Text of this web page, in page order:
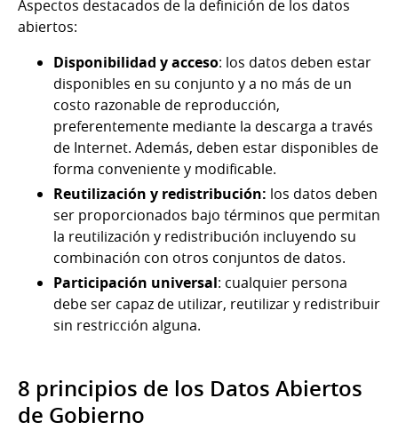
Aspectos destacados de la definición de los datos
abiertos:
Disponibilidad y acceso: los datos deben estar
disponibles en su conjunto y a no más de un
costo razonable de reproducción,
preferentemente mediante la descarga a través
de Internet. Además, deben estar disponibles de
forma conveniente y modificable.
Reutilización y redistribución: los datos deben
ser proporcionados bajo términos que permitan
la reutilización y redistribución incluyendo su
combinación con otros conjuntos de datos.
Participación universal: cualquier persona
debe ser capaz de utilizar, reutilizar y redistribuir
sin restricción alguna.
8 principios de los Datos Abiertos
de Gobierno